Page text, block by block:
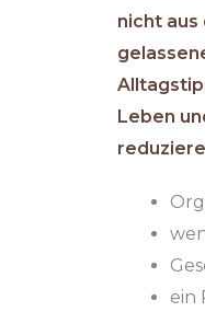
nicht aus
Leben
ein